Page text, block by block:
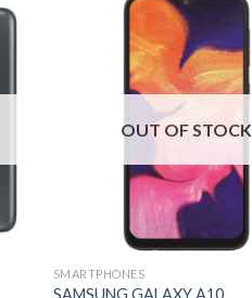
OUT OF STOCK
SMARTPHONES
SAMSUNG GALAXY A10